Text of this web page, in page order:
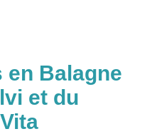
en Balagne
et du